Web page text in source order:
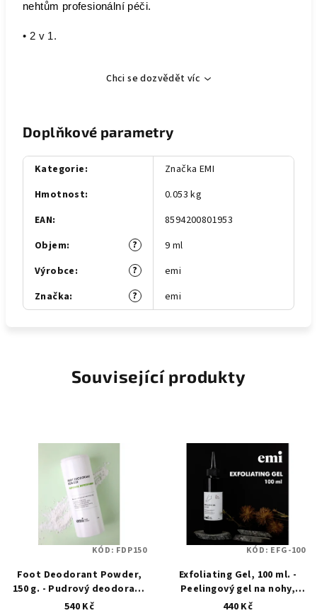
nehtům profesionální péči.
• 2 v 1.
Chci se dozvědět víc
Doplňkové parametry
Kategorie:
Značka EMI
Hmotnost:
0.053 kg
EAN:
8594200801953
?
Objem:
9 ml
?
Výrobce:
emi
?
Značka: emi
Související produkty
Foot Deodorant Powder,
150 g. - Pudrový deodorant
na nohy
540 Kč
KÓD: FDP150
Exfoliating Gel, 100 ml. -
Peelingový gel na nohy,
keratolytic
440 Kč
KÓD: EFG-100